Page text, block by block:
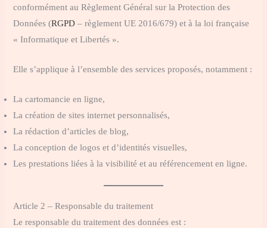
conformément au Règlement Général sur la Protection des
Données (RGPD – règlement UE 2016/679) et à la loi française
« Informatique et Libertés ».
Elle s’applique à l’ensemble des services proposés, notamment :
La cartomancie en ligne,
La création de sites internet personnalisés,
La rédaction d’articles de blog,
La conception de logos et d’identités visuelles,
Les prestations liées à la visibilité et au référencement en ligne.
Article 2 – Responsable du traitement
Le responsable du traitement des données est :